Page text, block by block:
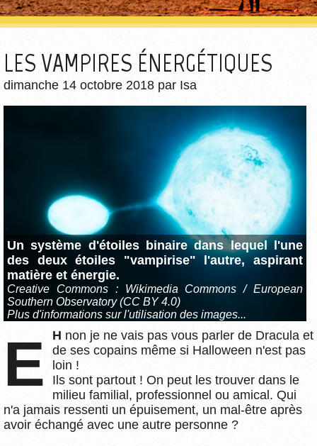
LES VAMPIRES ÉNERGÉTIQUES
dimanche 14 octobre 2018 par Isa
Un système d'étoiles binaire dans lequel l'une
des deux étoiles "vampirise" l'autre, aspirant
matière et énergie.
Creative Commons : Wikimedia Commons / European
Southern Observatory(CC BY 4.0)
Plus d'informations sur l'utilisation des images...
EH non je ne vais pas vous parler de Dracula et
de ses copains même si Halloween n'est pas
loin !
Ils sont partout ! On peut les trouver dans le
milieu familial, professionnel ou amical. Qui
n'a jamais ressenti un épuisement, un mal-être après
avoir échangé avec une autre personne ?